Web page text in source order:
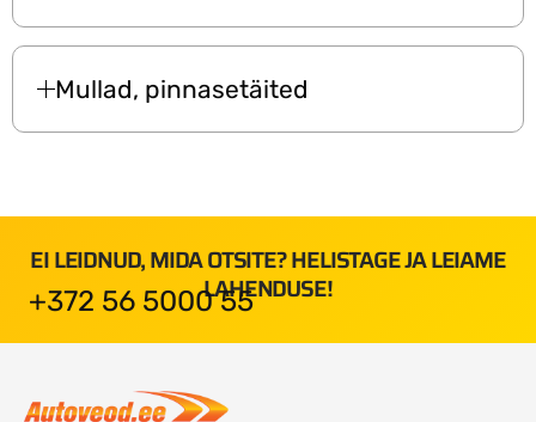
Mullad, pinnasetäited
EI LEIDNUD, MIDA OTSITE? HELISTAGE JA LEIAME
LAHENDUSE!
+372 56 5000 55